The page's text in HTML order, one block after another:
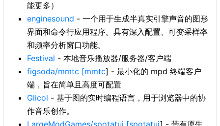
能更多）
enginesound - 一个用于生成半真实引擎声音的图形
界面和命令行应用程序。具有深入配置、可变采样率
和频率分析窗口功能。
Festival - 本地音乐播放器/服务器/客户端
figsoda/mmtc [mmtc] - 最小化的 mpd 终端客户
端，旨在简单且高度可配置
Glicol - 基于图的实时编程语言，用于浏览器中的协
作音乐创作。
LargeModGames/spotatui [spotatui] - 带有原生